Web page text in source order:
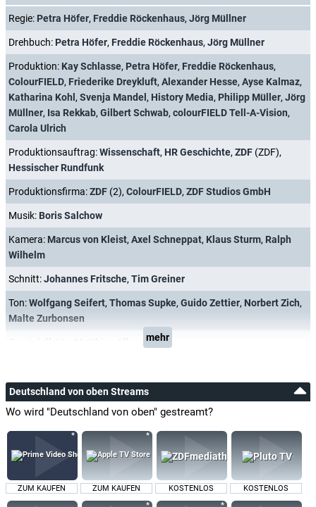
Regie: Petra Höfer, Freddie Röckenhaus, Jörg Müllner
Drehbuch: Petra Höfer, Freddie Röckenhaus, Jörg Müllner
Produktion: Kay Schlasse, Petra Höfer, Freddie Röckenhaus,
ColourFIELD, Friederike Dreykluft, Alexander Hesse, Ayse Kalmaz,
Katharina Kohl , Svenja Mandel , History Media, Philipp Müller, Jörg
Müllner, Isa Rekkab, Gilbert Schwab, colourFIELD Tell-A-Vision,
Carola Ulrich
Produktionsauftrag:Wissenschaft, HR Geschichte, ZDF (ZDF),
Hessischer Rundfunk
Produktionsfirma:ZDF (2), ColourFIELD, ZDF Studios GmbH
Musik: Boris Salchow
Kamera: Marcus von Kleist, Axel Schneppat, Klaus Sturm, Ralph
Wilhelm
Schnitt:Johannes Fritsche, Tim Greiner
Ton:Wolfgang Seifert, Thomas Supke, Guido Zettier, Norbert Zich,
Malte Zurbonsen
Matthias Albrechtmehr
Deutschland von oben Streams
Wo wird "Deutschland von oben" gestreamt?
ZUM KAUFEN ZUM KAUFEN KOSTENLOS KOSTENLOS